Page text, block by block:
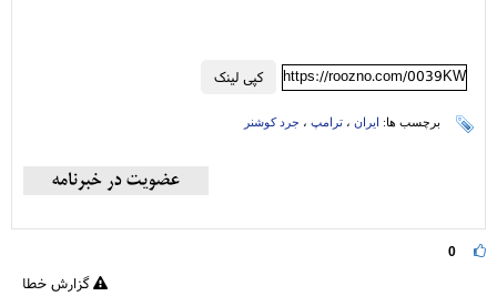
کپی لینک https://roozno.com/0039KW
برچسب ها: ایران ، ترامپ ، جرد کوشنر
0
گزارش خطا